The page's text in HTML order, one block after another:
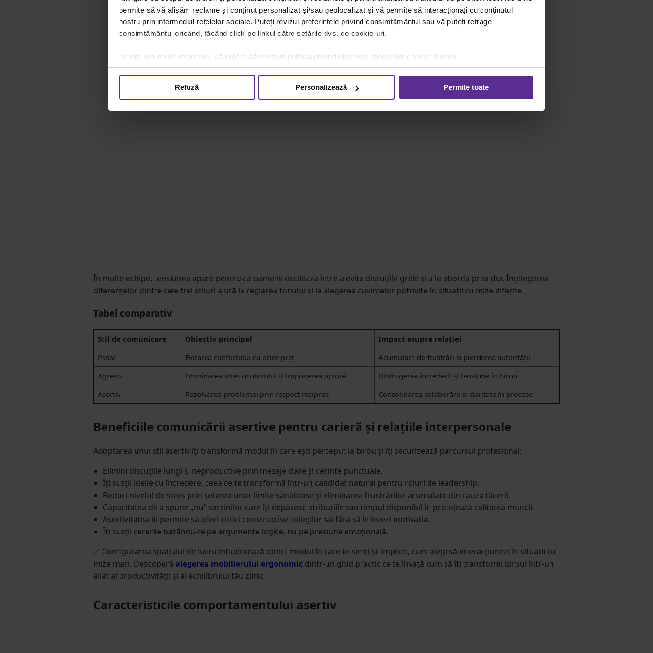
permite să vă afișăm reclame și conținut personalizat și/sau geolocalizat și vă permite să interacționați cu conținutul
nostru prin intermediul rețelelor sociale. Puteți revizui preferințele privind consimțământul sau vă puteți retrage
consimțământul oricând, făcând click pe linkul către setările dvs. de cookie-uri.
Pentru mai multe informații, vă rugăm să revizuiți politica privind utilizarea modulelor cookie. Detalii
Refuză Personalizează Permite toate
În multe echipe, tensiunea apare pentru că oamenii oscilează între a evita discuțiile grele și a le aborda prea dur. Înțelegerea
diferențelor dintre cele trei stiluri ajută la reglarea tonului și la alegerea cuvintelor potrivite în situații cu mize diferite.
Tabel comparativ
Stil de comunicare Obiectiv principal
Impact asupra relației
Pasiv
Evitarea conflictului cu orice preț
Acumulare de frustrări și pierderea autorității
Agresiv
Dominarea interlocutorului și impunerea opiniei
Distrugerea încrederii și tensiune în birou
Asertiv
Rezolvarea problemei prin respect reciproc Consolidarea colaborării și claritate în procese
Beneficiile comunicării asertive pentru carieră și relațiile interpersonale
Adoptarea unui stil asertiv îți transformă modul în care ești perceput la birou și îți securizează parcursul profesional:
Elimini discuțiile lungi și neproductive prin mesaje clare și cerințe punctuale.
Îți susții ideile cu încredere, ceea ce te transformă într-un candidat natural pentru roluri de leadership.
Reduci nivelul de stres prin setarea unor limite sănătoase și eliminarea frustrărilor acumulate din cauza tăcerii.
Capacitatea de a spune „nu” sarcinilor care îți depășesc atribuțiile sau timpul disponibil îți protejează calitatea muncii.
Asertivitatea îți permite să oferi critici constructive colegilor tăi fără să le lezezi motivația.
Îți susții cererile bazându-te pe argumente logice, nu pe presiune emoțională.
✅ Configurarea spațiului de lucru influențează direct modul în care te simți și, implicit, cum alegi să interacționezi în situații cu
mize mari. Descoperă alegerea mobilierului ergonomic dintr-un ghid practic ce te învață cum să îți transformi biroul într-un
aliat al productivității și al echilibrului tău zilnic.
Caracteristicile comportamentului asertiv